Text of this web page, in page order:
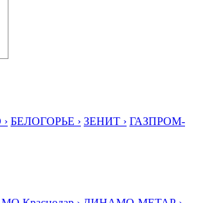
БЕЛОГОРЬЕ › ЗЕНИТ › ГАЗПРОМ-